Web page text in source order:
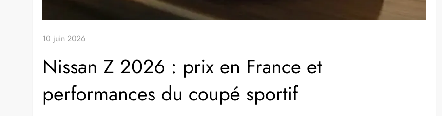
10 juin 2026
Nissan Z 2026 : prix en France et
performances du coupé sportif